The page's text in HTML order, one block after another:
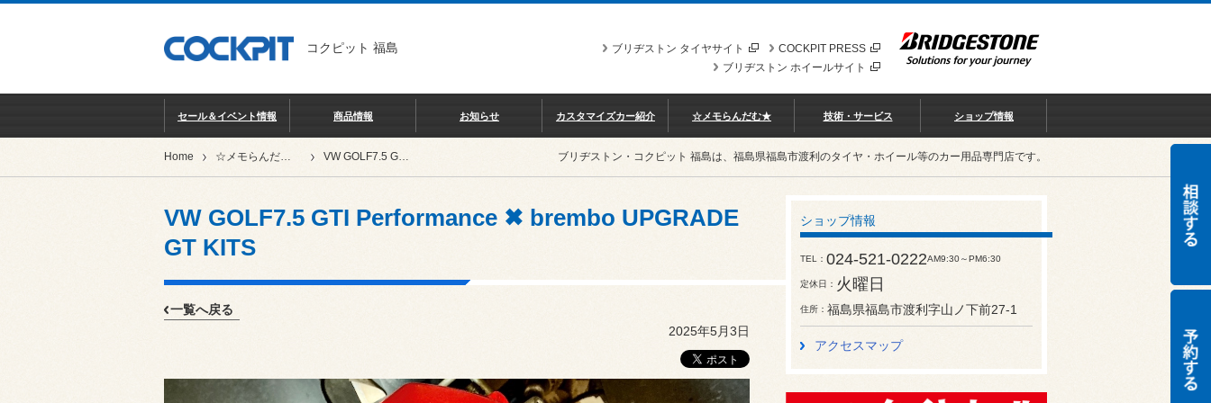
コクピット 福島 COCKPIT PRESS
ブリヂストン タイヤサイト
ブリヂストン ホイールサイト
セール＆イベント情報 商品情報 お知らせ カスタマイズカー紹介 ☆メモらんだむ★ 技術・サービス ショップ情報
Home ☆メモらんだむ★ VW GOLF7.5 GTI Performance ✖ brembo UPGRADE GT KITS ブリヂストン・コクピット 福島は、福島県福島市渡利のタイヤ・ホイール等のカー用品専門店です。
VW GOLF7.5 GTI Performance ✖ brembo UPGRADE
GT KITS
一覧へ戻る
2025年5月3日
ショップ情報
TEL 024-521-0222AM9:30～PM6:30
定休日 火曜日
住所 福島県福島市渡利字山ノ下前27-1
アクセスマップ